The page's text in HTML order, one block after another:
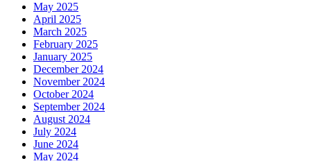
May 2025
April 2025
March 2025
February 2025
January 2025
December 2024
November 2024
October 2024
September 2024
August 2024
July 2024
June 2024
May 2024